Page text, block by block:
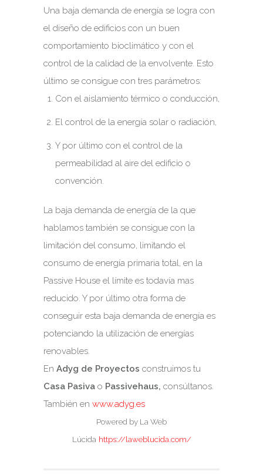
Una baja demanda de energía se logra con
el diseño de edificios con un buen
comportamiento bioclimático y con el
control de la calidad de la envolvente. Esto
último se consigue con tres parámetros:
Con el aislamiento térmico o conducción,
El control de la energía solar o radiación,
Y por último con el control de la
permeabilidad al aire del edificio o
convención.
La baja demanda de energía de la que
hablamos también se consigue con la
limitación del consumo, limitando el
consumo de energía primaria total, en la
Passive House el límite es todavía mas
reducido. Y por último otra forma de
conseguir esta baja demanda de energía es
potenciando la utilización de energías
renovables.
En Adyg de Proyectos construimos tu
Casa Pasiva o Passivehaus, consúltanos.
También en www.adyg.es
Powered by La Web
Lúcida https://laweblucida.com/